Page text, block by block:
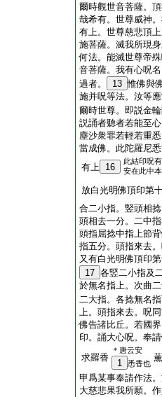
爾時觀世音菩薩。
哉希有。世尊威神
有上。世尊慈悲頂
施菩薩。滅我所現
何法。能滅世尊帝
音菩薩。我有心呪
過者。
13 惟佛與
施并呪等法。汝等
爾時世尊。即説金
説誦者聽者若能至
塵沙衆罪若輕若重
當成佛。此陀羅尼
有上 16
此結印呪
安在此中
放白光明佛頂印第
合二小指。竪頭相
頭相去一分。二中
頭指屈捻中指上節
指五分。頭指來去
又有白光明佛頂印
17 各竪二小指及
於無名指上。次曲
二大指。各捻無名
上。頭指來去。呪
佛告諸比丘。若國
印。誦大心呪。奉
求羅香
＊唐云安
1 悉香也
甲爲某事奉請作法
大慈悲果我所願。